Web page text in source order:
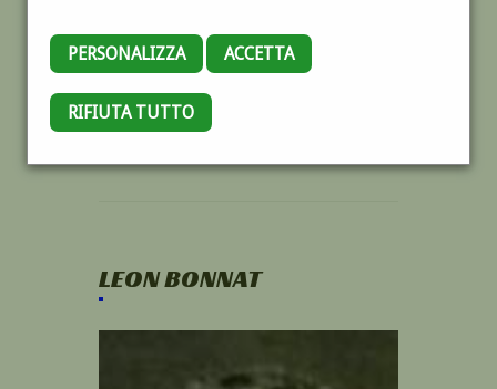
PERSONALIZZA ACCETTA
RIFIUTA TUTTO
LEON BONNAT